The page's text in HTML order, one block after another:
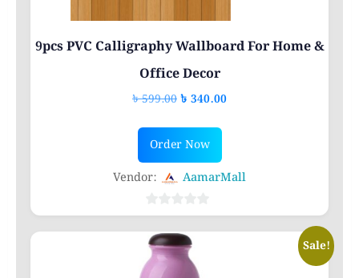
9pcs PVC Calligraphy Wallboard For Home &
Office Decor
৳599.00Original
was:
৳ 599.00.
৳ 340.00Current
Order Now
Vendor: AamarMall
0
out
of
5
Sale!